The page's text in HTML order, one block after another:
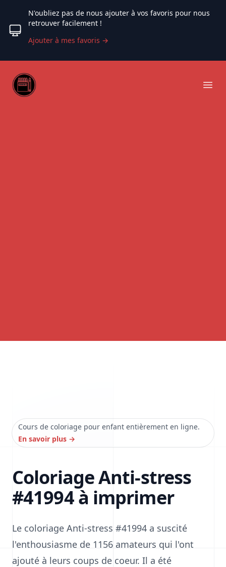
N'oubliez pas de nous ajouter à vos favoris pour nous
retrouver facilement !
Ajouter à mes favoris →
Web coloriage
Cours de coloriage pour enfant entièrement en ligne.
En savoir plus →
Coloriage Anti-stress
#41994 à imprimer
Le coloriage Anti-stress #41994 a suscité
l'enthousiasme de 1156 amateurs qui l'ont
ajouté à leurs coups de coeur. Il a été